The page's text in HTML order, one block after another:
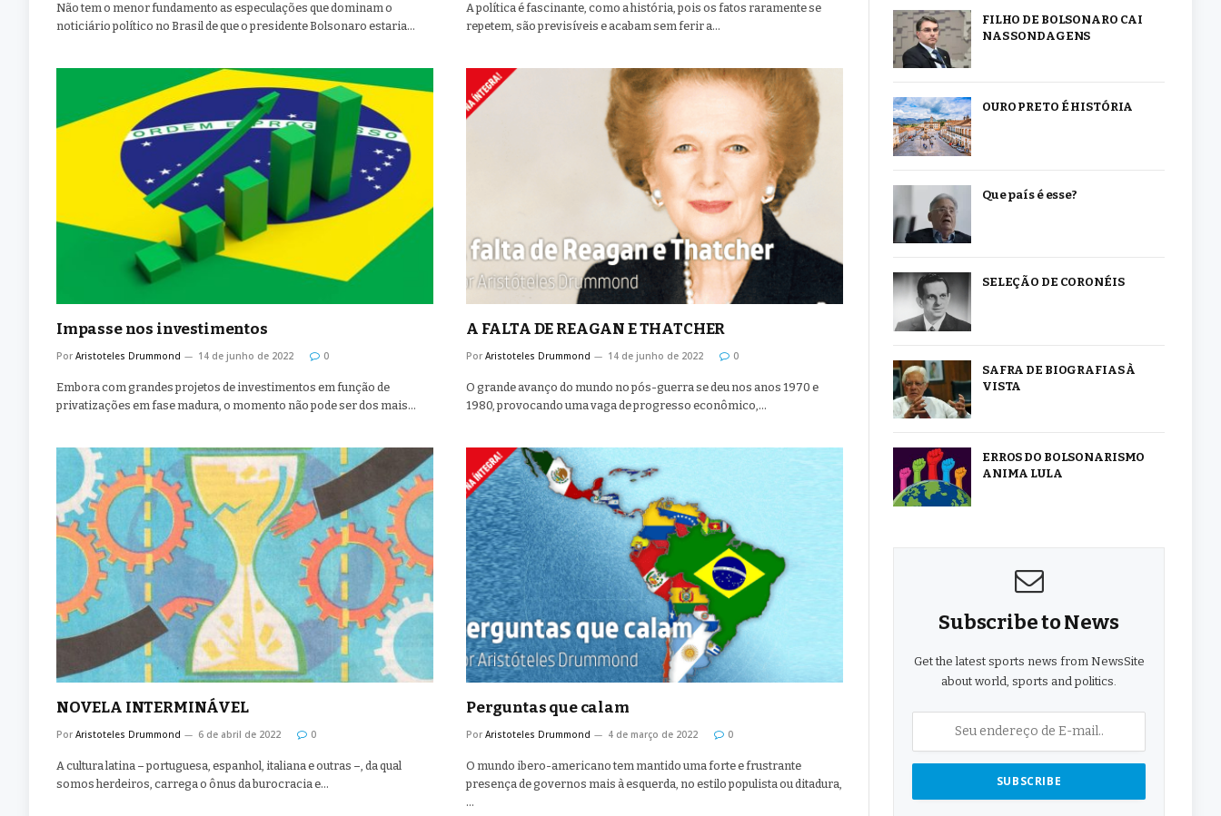
Não tem o menor fundamento as especulações que dominam o
noticiário político no Brasil de que o presidente Bolsonaro estaria…
A política é fascinante, como a história, pois os fatos raramente se
repetem, são previsíveis e acabam sem ferir a…
Impasse nos investimentos
Por Aristoteles Drummond 14 de junho de 2022 0
Embora com grandes projetos de investimentos em função de
privatizações em fase madura, o momento não pode ser dos mais…
A FALTA DE REAGAN E THATCHER
Por Aristoteles Drummond 14 de junho de 2022 0
O grande avanço do mundo no pós-guerra se deu nos anos 1970 e
1980, provocando uma vaga de progresso econômico,…
NOVELA INTERMINÁVEL
Por Aristoteles Drummond 6 de abril de 2022 0
A cultura latina – portuguesa, espanhol, italiana e outras –, da qual
somos herdeiros, carrega o ônus da burocracia e…
Perguntas que calam
Por Aristoteles Drummond 4 de março de 2022 0
O mundo ibero-americano tem mantido uma forte e frustrante
presença de governos mais à esquerda, no estilo populista ou ditadura,
…
FILHO DE BOLSONARO CAI
NAS SONDAGENS
OURO PRETO É HISTÓRIA
Que país é esse?
SELEÇÃO DE CORONÉIS
SAFRA DE BIOGRAFIAS À
VISTA
ERROS DO BOLSONARISMO
ANIMA LULA
Subscribe to News
Get the latest sports news from NewsSite
about world, sports and politics.